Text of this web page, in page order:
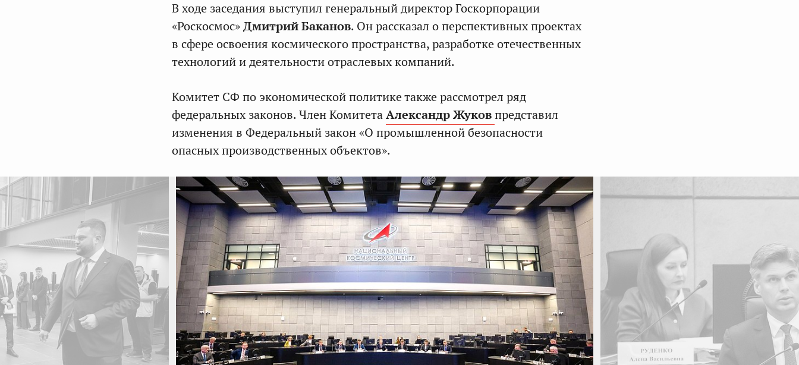
В ходе заседания выступил генеральный директор Госкорпорации
«Роскосмос»Дмитрий Баканов. Он рассказал о перспективных проектах
в сфере освоения космического пространства, разработке отечественных
технологий и деятельности отраслевых компаний.
Комитет СФ по экономической политике также рассмотрел ряд
федеральных законов. Член КомитетаАлександр Жуковпредставил
изменения в Федеральный закон «О промышленной безопасности
опасных производственных объектов».